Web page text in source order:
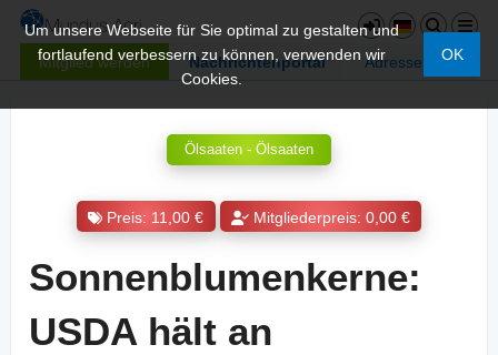
Mitglied werden Nachrichtenportal Adressen
Um unsere Webseite für Sie optimal zu gestalten und
fortlaufend verbessern zu können, verwenden wir
Cookies.
OK
Ölsaaten - Ölsaaten
Preis: 11,00 € Mitgliederpreis: 0,00 €
Sonnenblumenkerne:
USDA hält an